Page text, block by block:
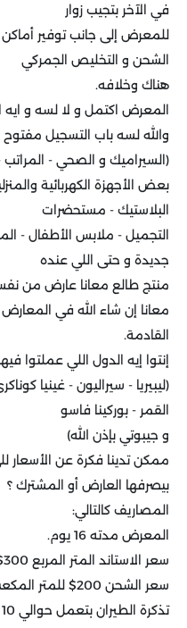
في الآخر بتجيب زوار
للمعرض إلى جانب توفير أماكن
الشحن و التخليص الجمركي
هناك وخلافه.
المعرض اكتمل و لا لسه و ايه
والله لسه باب التسجيل
(السيراميك و الصحي - المراتب
بعض الأجهزة الكهربائية
البلاستيك - مستحضرات
التجميل - ملابس الأطفال -
جديدة و حتى اللي عنده
منتج طالع معانا عارض من
معانا إن شاء الله في المعارض
القادمة.
إنتوا إيه الدول اللي عملتوا
(ليبيريا - سيراليون - غينيا
القمر - بوركينا فاسو
و جيبوتي بإذن الله)
ممكن تدينا فكرة عن الأسعار
بيصرفها العارض أو المشترك ؟
المصاريف كالتالي:
المعرض مدته 16 يوم.
سعر الاستاند المتر المربع 300$ بحد أدني 12م.
سعر الشحن 200$ للمتر المكعب.
تذكرة الطيران بتعمل حوالي 10 الاف جنيه.